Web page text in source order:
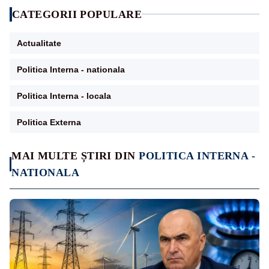
MAI MULTE ȘTIRI DINPOLITICA INTERNA -
NATIONALA
CATEGORII POPULARE
Actualitate
Politica Interna - nationala
Politica Interna - locala
Politica Externa